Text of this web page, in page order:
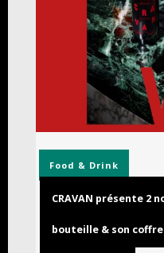
Food & Drink
CRAVAN présente 2
bouteille & son